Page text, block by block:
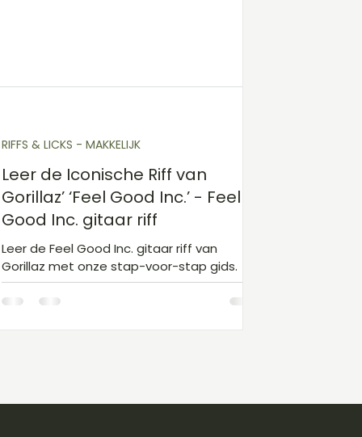
niveau 1 Kerst
Leer de Iconische Riff van
Gorillaz’ ‘Feel Good Inc.’ - Feel
Good Inc. gitaar riff
Leer de Feel Good Inc. gitaar riff van
Gorillaz met onze stap-voor-stap gids.
Ontdek hoe je deze iconische Feel Good
Inc. gitaar riff speelt!
RIFFS & LICKS - MAKKELIJK